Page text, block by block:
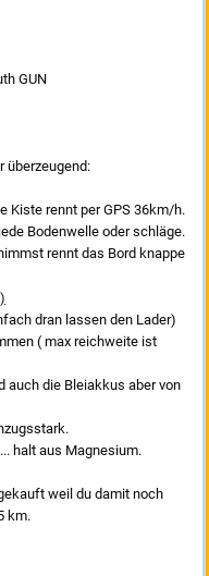
GUN
überzeugend:
Kiste rennt per GPS 36km/h.
Bodenwelle oder schläge.
rennt das Bord knappe
dran lassen den Lader)
( max reichweite ist
auch die Bleiakkus aber von
halt aus Magnesium.
weil du damit noch
km.